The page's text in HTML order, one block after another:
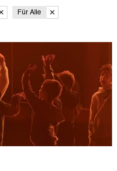
Für Alle